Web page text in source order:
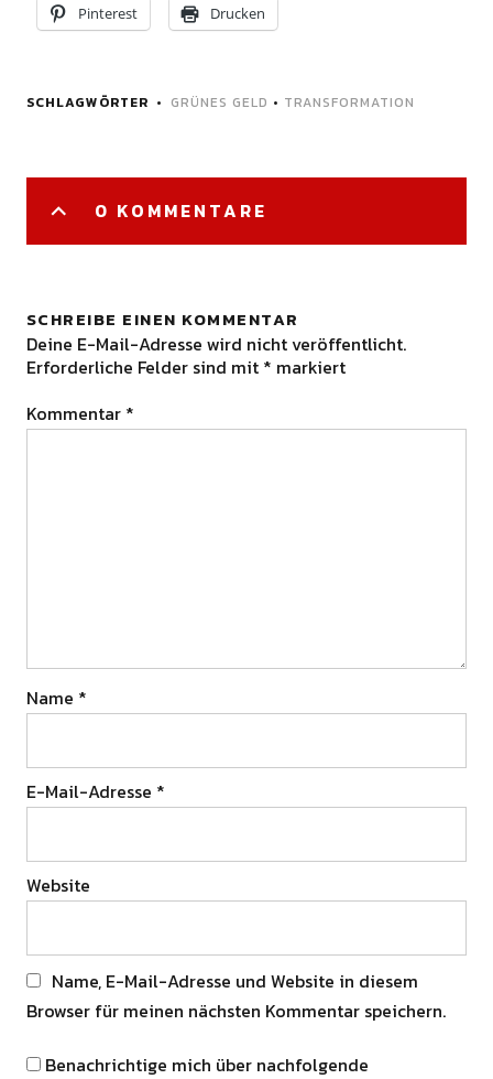
Pinterest Drucken
SCHLAGWÖRTER GRÜNES GELD • TRANSFORMATION
0 KOMMENTARE
SCHREIBE EINEN KOMMENTAR
Deine E-Mail-Adresse wird nicht veröffentlicht.
Erforderliche Felder sind mit * markiert
Kommentar *
Name *
E-Mail-Adresse *
Website
Name, E-Mail-Adresse und Website in diesem
Browser für meinen nächsten Kommentar speichern.
Benachrichtige mich über nachfolgende